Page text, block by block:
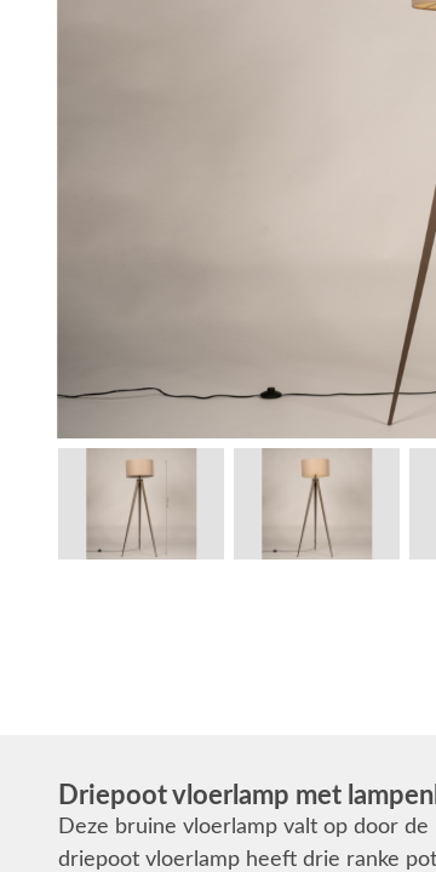
Driepoot vloerlamp met
Deze bruine vloerlamp valt op door
driepoot vloerlamp heeft drie ranke